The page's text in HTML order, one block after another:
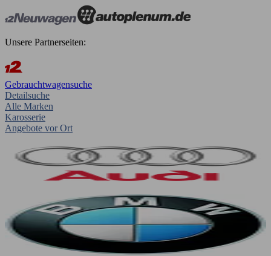
Unsere Partnerseiten:
Gebrauchtwagensuche
Detailsuche
Alle Marken
Karosserie
Angebote vor Ort